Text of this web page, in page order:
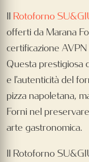
Il Rotoforno
offerti da Marana
certificazione
Questa prestigiosa
e l'autenticità del
pizza napoletana,
Forni nel
arte gastronomica.
Il Rotoforno